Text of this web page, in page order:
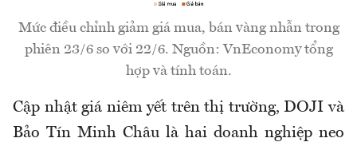
Mức điều chỉnh giảm giá mua, bán vàng nhẫn trong
phiên 23/6 so với 22/6. Nguồn: VnEconomy tổng
hợp và tính toán.
Cập nhật giá niêm yết trên thị trường, DOJI và
Bảo Tín Minh Châu là hai doanh nghiệp neo